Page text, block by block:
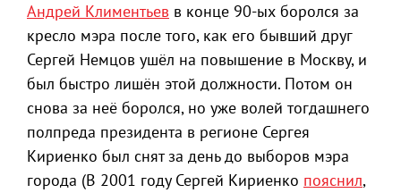
Андрей Климентьев в конце 90-ых боролся за
кресло мэра после того, как его бывший друг
Сергей Немцов ушёл на повышение в Москву, и
был быстро лишён этой должности. Потом он
снова за неё боролся, но уже волей тогдашнего
полпреда президента в регионе Сергея
Кириенко был снят за день до выборов мэра
города (В 2001 году Сергей Кириенко пояснил,